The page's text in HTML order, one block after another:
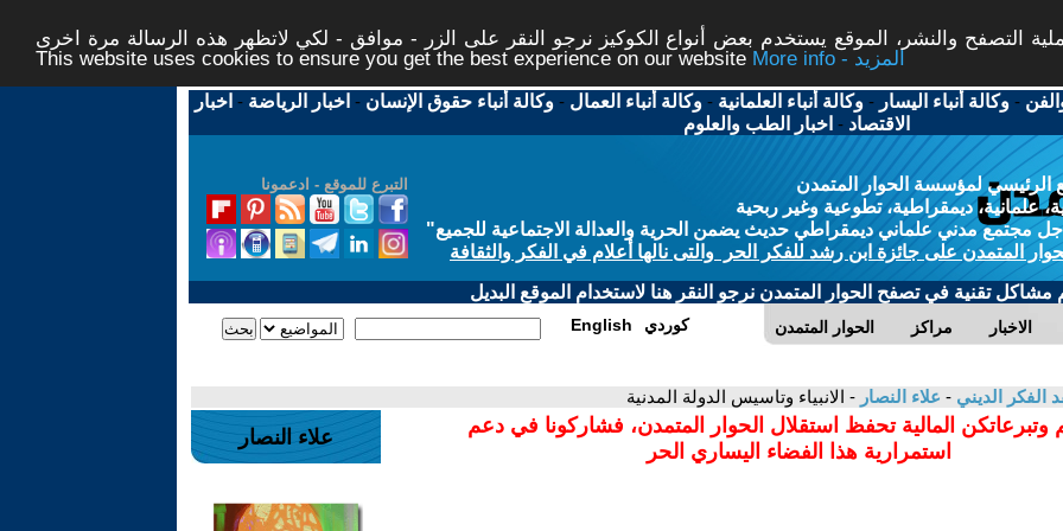
التصفح والنشر، الموقع يستخدم بعض أنواع الكوكيز نرجو النقر على الزر - موافق - لكي لاتظهر هذه الرسالة مرة اخرى -
This website uses cookies to ensure you get the best experience on our website
More info - المزيد
-وكالة أنباء اليسار -وكالة أنباء العلمانية -وكالة أنباء العمال -وكالة أنباء حقوق الإنسان - اخبار الرياضة - اخبار
الاقتصاد - اخبار الطب والعلوم
التبرع للموقع - ادعمونا
الرئيسي لمؤسسة الحوار المتمدن
علمانية، ديمقراطية، تطوعية وغير ربحية
مجتمع مدني علماني ديمقراطي حديث يضمن الحرية والعدالة الاجتماعية للجميع"
المتمدن على جائزة ابن رشد للفكر الحر والتى نالها أعلام في الفكر والثقافة
مشاكل تقنية في تصفح الحوار المتمدن نرجو النقر هنا لاستخدام الموقع البديل
الحوار المتمدن مراكز الاخبار English كوردي
الفكر الديني - علاء النصار - الانبياء وتاسيس الدولة المدنية
وتبرعاتكن المالية تحفظ استقلال الحوار المتمدن، فشاركونا في دعم
استمرارية هذا الفضاء اليساري الحر
علاء النصار